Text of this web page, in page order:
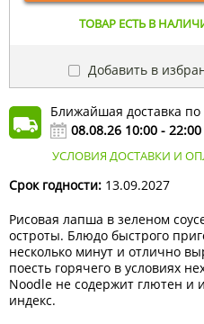
ТОВАР ЕСТЬ В
Добавить в
Ближайшая доставка
08.08.26 10:00 - 22:00
УСЛОВИЯ ДОСТАВКИ И
Срок годности: 13.09.2027
Рисовая лапша в зеленом
остроты. Блюдо быстрого
несколько минут и отлично
поесть горячего в условиях
Noodle не содержит глютен и
индекс.